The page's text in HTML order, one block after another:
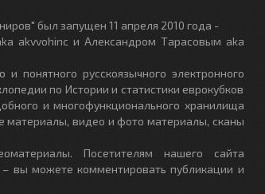
был запущен 11 апреля 2010 года -
akvvohinc и Александром Тарасовым aka
понятного русскоязычного электронного
по Истории и статистики еврокубков
и многофункционального хранилища
материалы, видео и фото материалы, сканы
Посетителям нашего сайта
вы можете комментировать публикации и